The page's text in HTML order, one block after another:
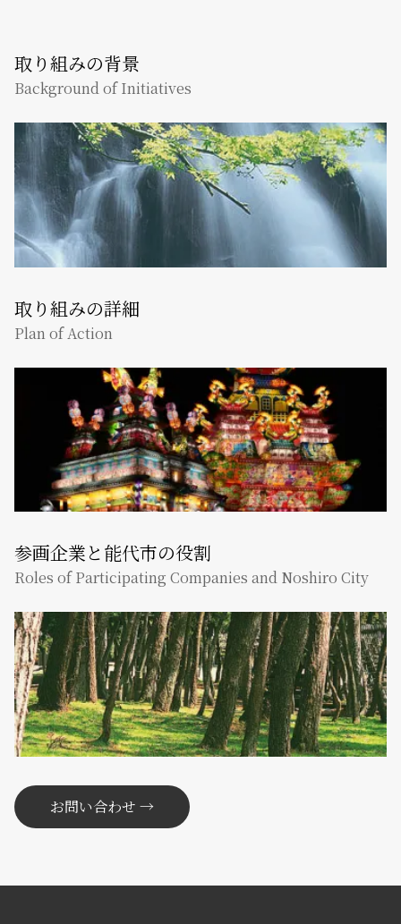
取り組みの背景
Background of Initiatives
取り組みの詳細
Plan of Action
参画企業と能代市の役割
Roles of Participating Companies and Noshiro City
お問い合わせ →